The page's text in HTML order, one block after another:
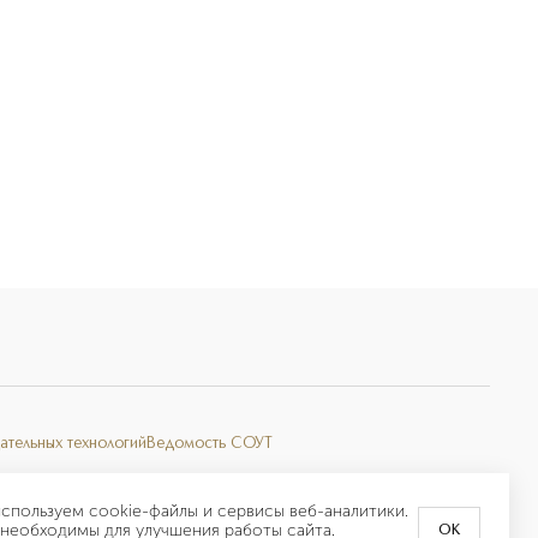
cookie-файлы и сервисы веб-аналитики.
для улучшения работы сайта.
OK
технологий Ведомость СОУТ